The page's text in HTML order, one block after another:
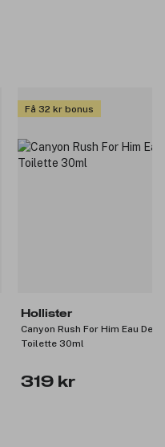
Få 32 kr bonus
Hollister
Canyon Rush For Him Eau De
Toilette 30ml
319 kr